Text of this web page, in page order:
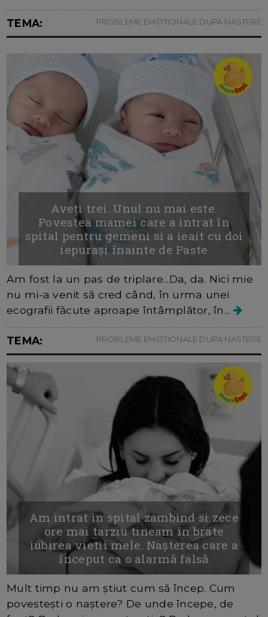
TEMA: PROBLEME EMOTIONALE DUPA NASTERE
Aveți trei. Unul nu mai este.
Povestea mamei care a intrat în
spital pentru gemeni si a ieait cu doi
iepurași înainte de Paste
Am fost la un pas de triplare...Da, da. Nici mie
nu mi-a venit să cred când, în urma unei
ecografii făcute aproape întâmplător, în...
TEMA: PROBLEME EMOTIONALE DUPA NASTERE
Am intrat in spital zambind si zece
ore mai tarziu tineam în brate
iubirea vietii mele. Nașterea care a
început ca o alarmă falsă
Mult timp nu am știut cum să încep. Cum
povestești o naștere? De unde începe, de